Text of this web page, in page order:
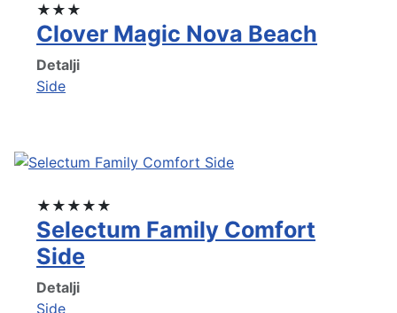
★★★
Clover Magic Nova Beach
Detalji
Side
★★★★★
Selectum Family Comfort
Side
Detalji
Side